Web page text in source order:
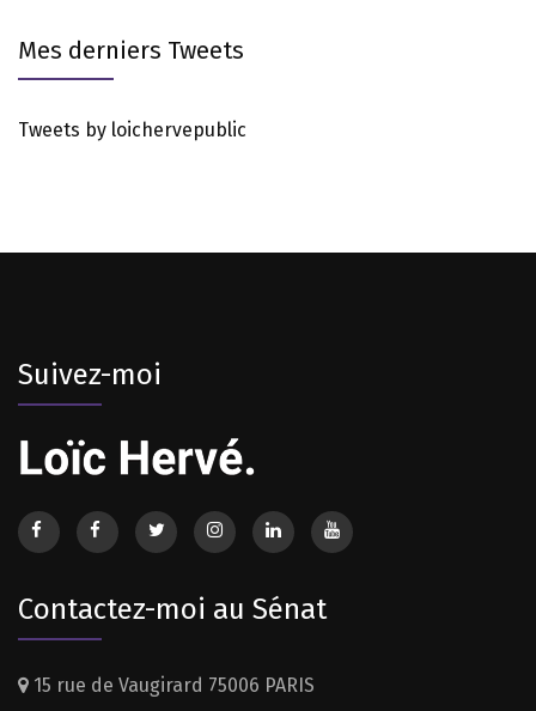
Mes derniers Tweets
Tweets by loichervepublic
Suivez-moi
Contactez-moi au Sénat
15 rue de Vaugirard 75006 PARIS